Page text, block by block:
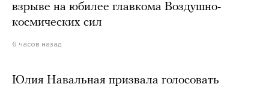
взрыве на юбилее главкома Воздушно-
космических сил
6 часов назад
Юлия Навальная призвала голосовать